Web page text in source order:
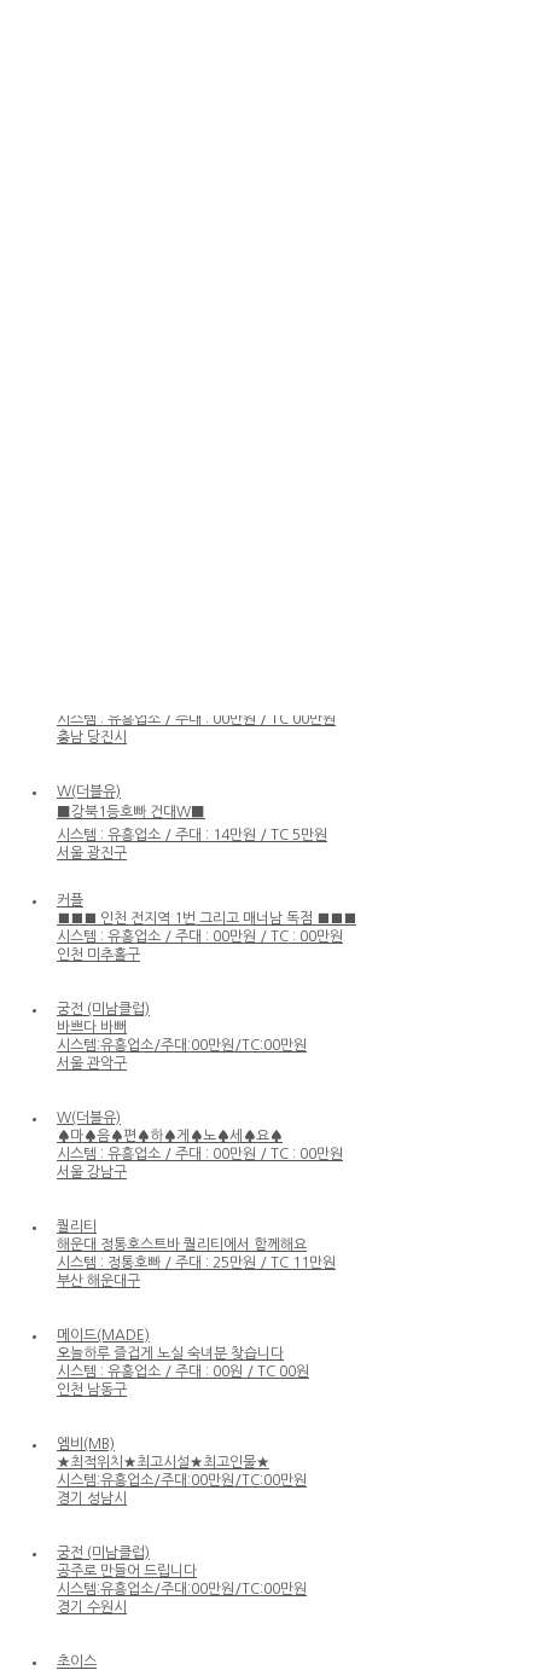
시스템 : 유흥업소 / 주대 : 00만원 / TC 00만원
충남 당진시
W(더블유)
⬛️강북1등호빠 건대W⬛️
시스템 : 유흥업소 / 주대 : 14만원 / TC 5만원
서울 광진구
커플
■■■ 인천 전지역 1번 그리고 매너남 독점 ■■■
시스템 : 유흥업소 / 주대 : 00만원 / TC : 00만원
인천 미추홀구
궁전 (미남클럽)
바쁘다 바뻐
시스템:유흥업소/주대:00만원/TC:00만원
서울 관악구
W(더블유)
♠마♠음♠편♠하♠게♠노♠세♠요♠
시스템 : 유흥업소 / 주대 : 00만원 / TC : 00만원
서울 강남구
퀄리티
해운대 정통호스트바 퀄리티에서 함께해요
시스템 : 정통호빠 / 주대 : 25만원 / TC 11만원
부산 해운대구
메이드(MADE)
오늘하루 즐겁게 노실 숙녀분 찾습니다
시스템 : 유흥업소 / 주대 : 00원 / TC 00원
인천 남동구
엠비(MB)
★최적위치★최고시설★최고인물★
시스템:유흥업소/주대:00만원/TC:00만원
경기 성남시
궁전 (미남클럽)
공주로 만들어 드립니다
시스템:유흥업소/주대:00만원/TC:00만원
경기 수원시
초이스